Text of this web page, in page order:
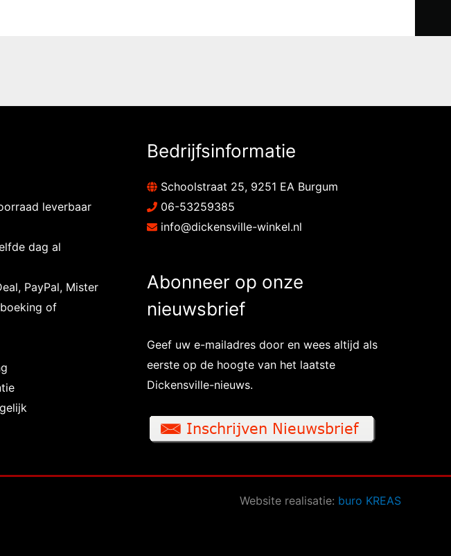
leverbaar
dag al
PayPal, Mister
of
Bedrijfsinformatie
Schoolstraat 25, 9251 EA Burgum
06-53259385
info@dickensville-winkel.nl
Abonneer op onze
nieuwsbrief
Geef uw e-mailadres door en wees altijd als
eerste op de hoogte van het laatste
Dickensville-nieuws.
Website realisatie: buro KREAS